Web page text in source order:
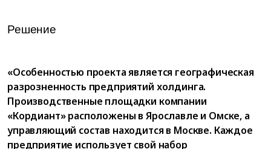
Решение
«Особенностью проекта является географическая
разрозненность предприятий холдинга.
Производственные площадки компании
«Кордиант» расположены в Ярославле и Омске, а
управляющий состав находится в Москве. Каждое
предприятие использует свой набор